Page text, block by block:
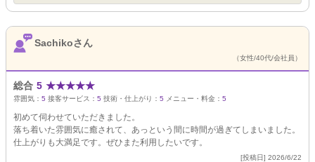
Sachikoさん
（女性/40代/会社員）
総合 5 ★★★★★
雰囲気： 5 接客サービス： 5 技術・仕上がり： 5 メニュー・料金： 5
初めて伺わせていただきました。
落ち着いた雰囲気に癒されて、あっという間に時間が過ぎてしまいました。
仕上がりも大満足です。ぜひまた利用したいです。
[投稿日] 2026/6/22